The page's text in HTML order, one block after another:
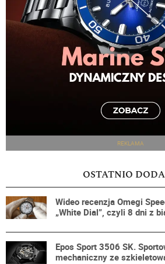
REKLAMA
OSTATNIO
Wideo recenzja Omegi
„White Dial”, czyli 8 dni z
Epos Sport 3506 SK.
mechaniczny ze